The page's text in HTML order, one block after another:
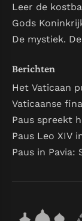
Leer de
herkennen
Gods
door dwang
De mystiek.
Berichten
Het Vaticaan
van het
Vaticaanse
Paus spreekt
Paus Leo XIV
als een taak"
Paus in